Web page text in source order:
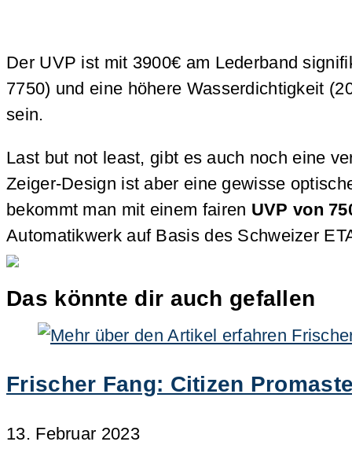
Der UVP ist mit 3900€ am Lederband
7750) und eine höhere Wasserdichtigkeit
sein.
Last but not least, gibt es auch noch eine
Zeiger-Design ist aber eine gewisse
bekommt man mit einem fairen UVP von
Automatikwerk auf Basis des Schweizer
Das könnte dir auch gefallen
Frischer Fang: Citizen
13. Februar 2023